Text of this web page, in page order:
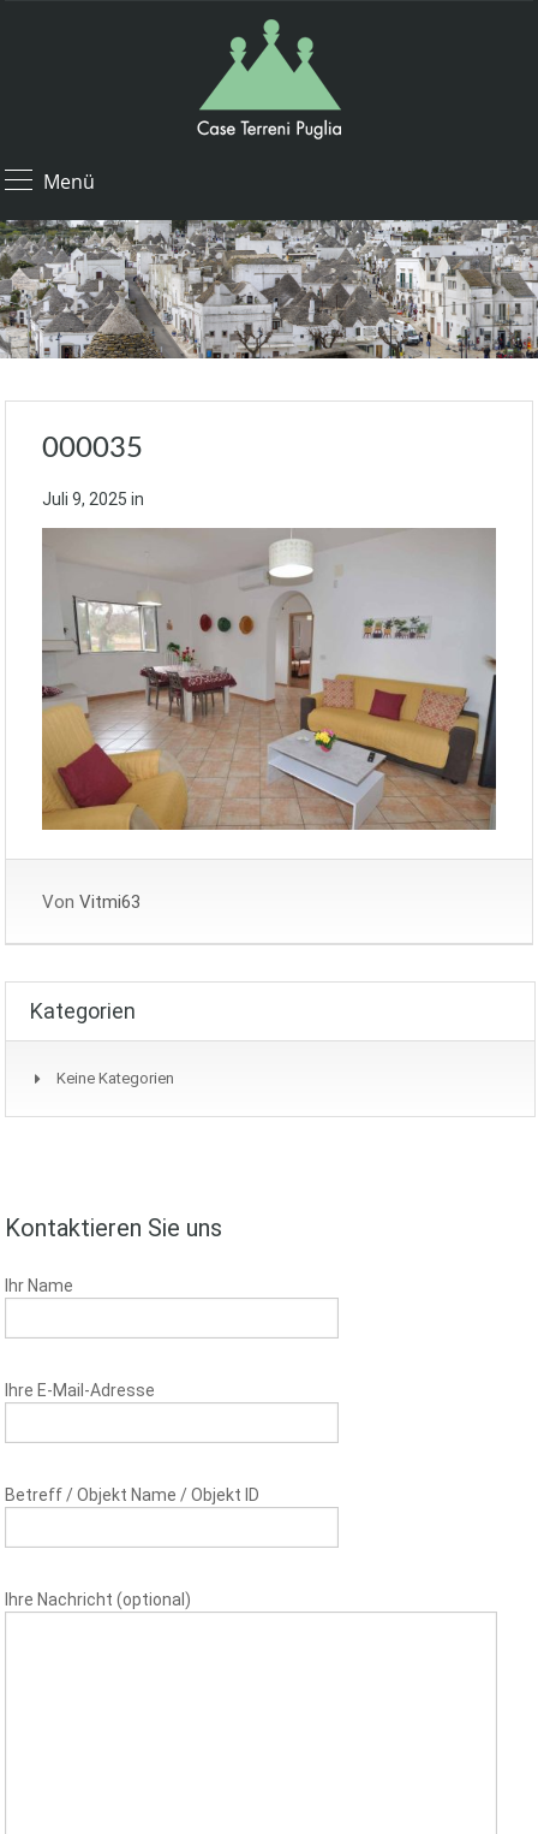
Menü
000035
Juli 9, 2025 in
Von Vitmi63
Kategorien
Keine Kategorien
Kontaktieren Sie uns
Ihr Name
Ihre E-Mail-Adresse
Betreff / Objekt Name / Objekt ID
Ihre Nachricht (optional)